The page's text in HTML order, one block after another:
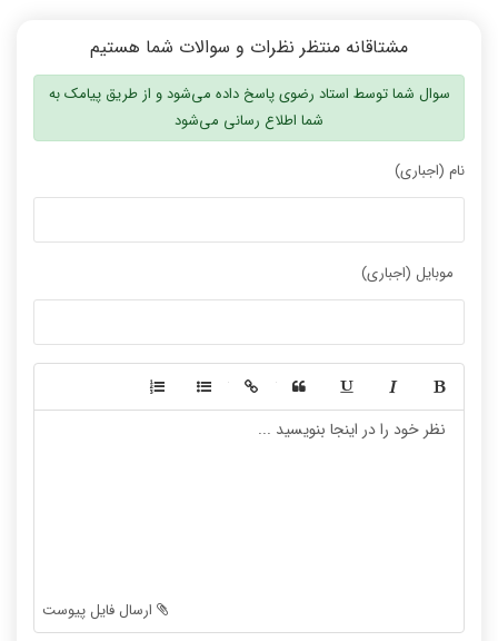
نظر پیمان هاشمی نظر رتبه 40 کنکور
نظر رتبه 50 کنکور 1400 نظر رتبه 67 کنکور 1400
مشتاقانه منتظر نظرات و سوالات شما هستیم
سوال شما توسط استاد رضوی پاسخ داده می‌شود و از طریق پیامک به
شما اطلاع رسانی می‌شود
نام (اجباری)
موبایل (اجباری)
-
-
-
-
-
-